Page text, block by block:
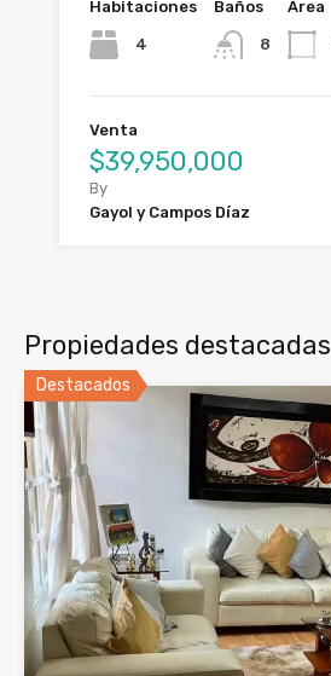
Habitaciones
4
Baños
8
Área
Venta
$39,950,000
By
Gayol y Campos Díaz
Propiedades destacadas
Destacados